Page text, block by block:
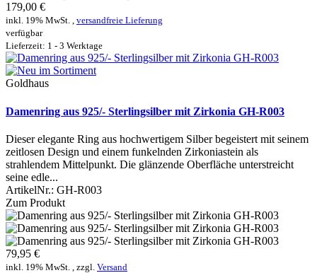
179,00 €
inkl. 19% MwSt. , versandfreie Lieferung
verfügbar
Lieferzeit: 1 - 3 Werktage
Goldhaus
Damenring aus 925/- Sterlingsilber mit Zirkonia GH-R003
Dieser elegante Ring aus hochwertigem Silber begeistert mit seinem
zeitlosen Design und einem funkelnden Zirkoniastein als
strahlendem Mittelpunkt. Die glänzende Oberfläche unterstreicht
seine edle...
ArtikelNr.: GH-R003
Zum Produkt
79,95 €
inkl. 19% MwSt. , zzgl. Versand